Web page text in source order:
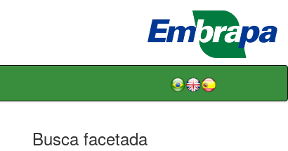
Busca facetada